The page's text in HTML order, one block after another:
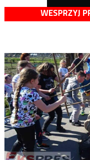
WESPRZYJ